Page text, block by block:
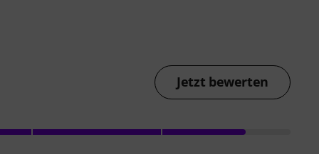
Jetzt bewerten